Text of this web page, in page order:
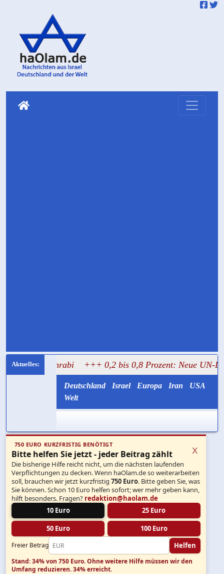
Mughrabi +++ 0,2 bis 0,8 Prozent: Neue UN-Daten
Deutschland Israel Europa Iran
USA
Welt
750 EURO KURZFRISTIG BENÖTIGT
Bitte helfen Sie jetzt - jeder Beitrag zählt
Die bisherige Hilfe reicht nicht, um die nächsten laufenden
Verpflichtungen zu decken. Wenn haOlam.de so weiterarbeiten
soll, brauchen wir jetzt kurzfristig750 Euro. Bitte geben Sie, was
Sie können. Schon 10 Euro helfen sofort; wer mehr geben kann,
hilft besonders. Fragen? redaktion@haolam.de
10 Euro
25 Euro
50 Euro 100 Euro
Freier Betrag Helfen
x
Stand: 34% von 750 Euro.Ohne weitere Hilfe müssen wir den
Umfang reduzieren.34% erreicht.